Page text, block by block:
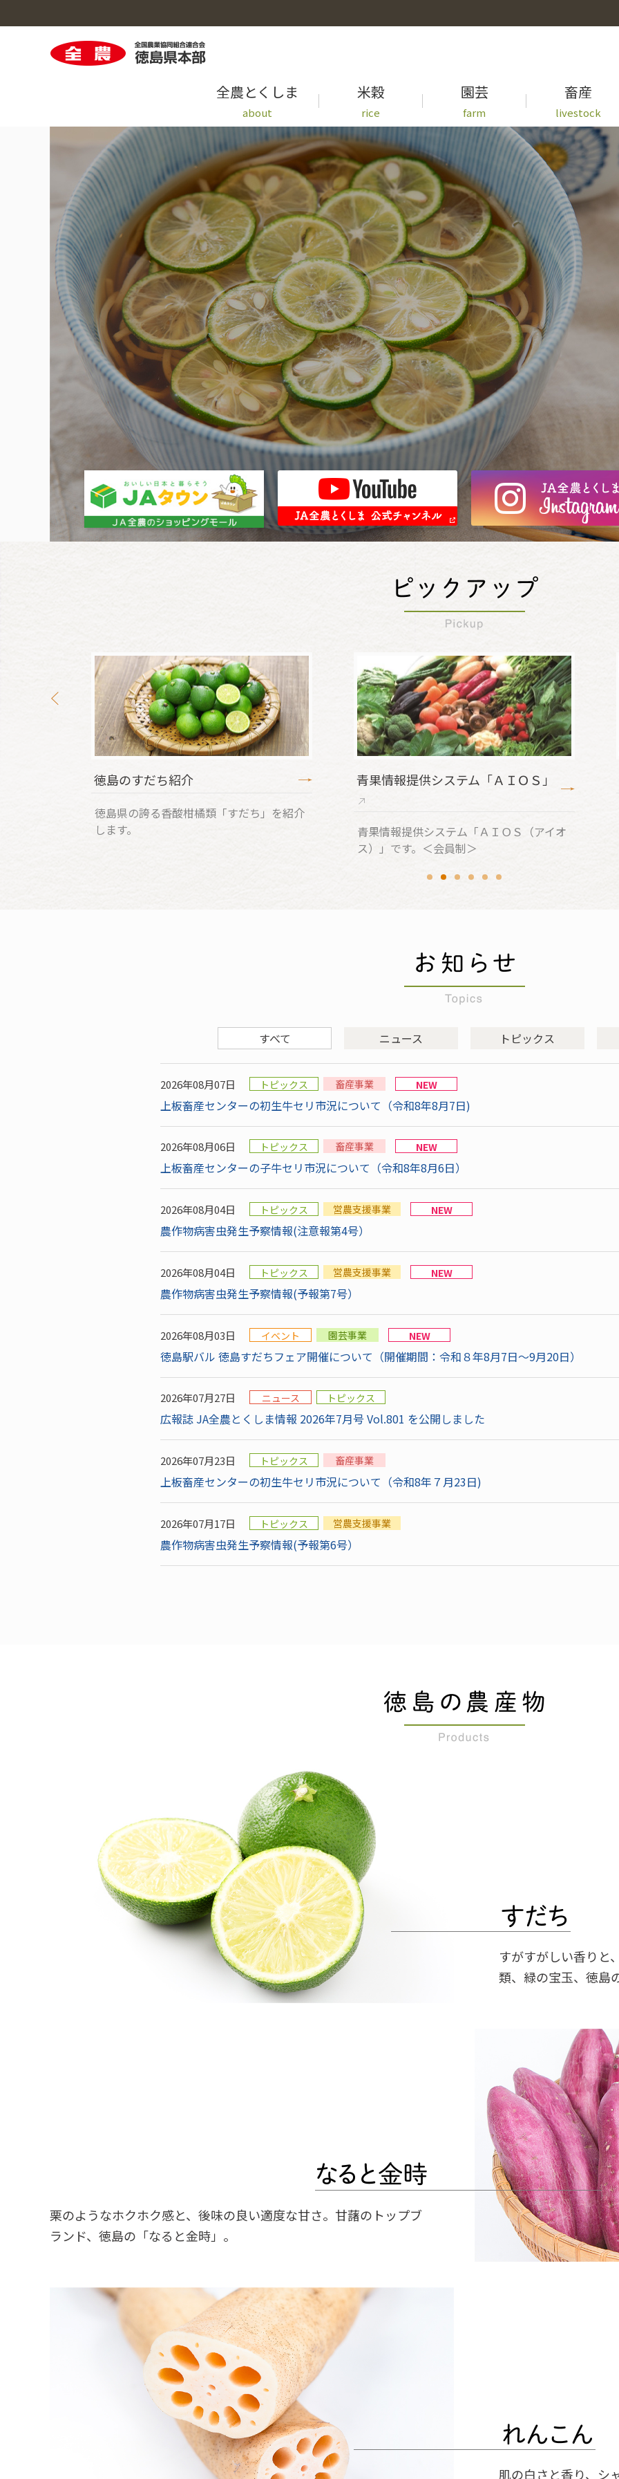
全農とくしま
about
米穀
rice
園芸
farm
畜産
livestock
全農とくしまのトップへ 事業概要
米穀のトップへ 徳島県産米の生育状況一覧
園芸のトップへ 青果物出荷カレンダー
青果情報提供システム「AIOS」
畜産のトップへ 牛セリ市況一覧
採用情報のトップへ 先輩職員の声
徳島のすだち紹介
徳島県の誇る香酸柑橘類「すだち」を紹介
青果情報提供システム「ＡＩＯＳ」
青果情報提供システム「ＡＩＯＳ（アイオ
ス）」です。＜会員制＞
ＪＡタウ
徳島県か
全国にお届
すべて ニュース トピックス
2026年08月07日 トピックス 畜産事業 NEW
上板畜産センターの初生牛セリ市況について（令和8年8月7日)
2026年08月06日 トピックス 畜産事業 NEW
上板畜産センターの子牛セリ市況について（令和8年8月6日）
2026年08月04日 トピックス 営農支援事業 NEW
農作物病害虫発生予察情報(注意報第4号）
2026年08月04日 トピックス 営農支援事業 NEW
農作物病害虫発生予察情報(予報第7号）
2026年08月03日 イベント 園芸事業 NEW
徳島駅バル 徳島すだちフェア開催について（開催期間：令和８年8月7日～9月20日）
2026年07月27日 ニュース トピックス
広報誌 JA全農とくしま情報 2026年7月号 Vol.801 を公開しました
2026年07月23日 トピックス 畜産事業
上板畜産センターの初生牛セリ市況について（令和8年７月23日)
2026年07月17日 トピックス 営農支援事業
農作物病害虫発生予察情報(予報第6号）
すがすがしい香りと
類、緑の宝玉、徳島
栗のようなホクホク感と、後味の良い適度な甘さ。甘藷のトップブ
ランド、徳島の「なると金時」。
肌の白さと香り、シ